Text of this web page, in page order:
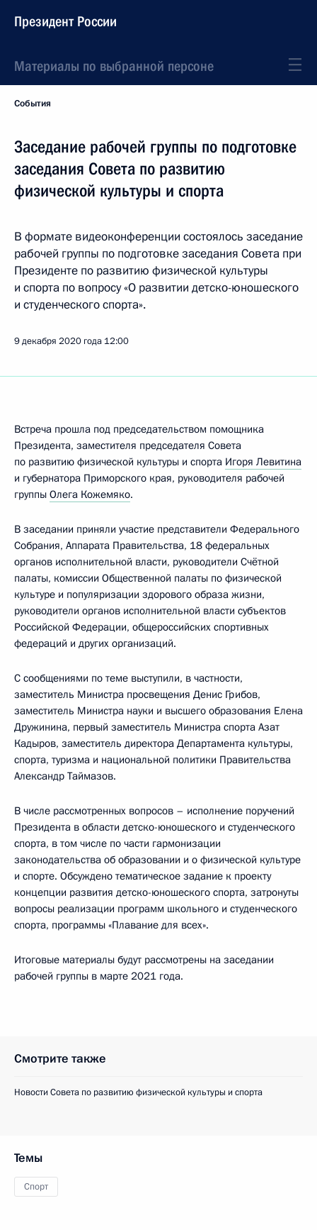
Президент России
Материалы по выбранной персоне
События
Заседание рабочей группы по подготовке
заседания Совета по развитию
физической культуры и спорта
В формате видеоконференции состоялось заседание
рабочей группы по подготовке заседания Совета при
Президенте по развитию физической культуры
и спорта по вопросу «О развитии детско-юношеского
и студенческого спорта».
9 декабря 2020 года 12:00
Встреча прошла под председательством помощника
Президента, заместителя председателя Совета
по развитию физической культуры и спорта Игоря Левитина
и губернатора Приморского края, руководителя рабочей
группы Олега Кожемяко.
В заседании приняли участие представители Федерального
Собрания, Аппарата Правительства, 18 федеральных
органов исполнительной власти, руководители Счётной
палаты, комиссии Общественной палаты по физической
культуре и популяризации здорового образа жизни,
руководители органов исполнительной власти субъектов
Российской Федерации, общероссийских спортивных
федераций и других организаций.
С сообщениями по теме выступили, в частности,
заместитель Министра просвещения Денис Грибов,
заместитель Министра науки и высшего образования Елена
Дружинина, первый заместитель Министра спорта Азат
Кадыров, заместитель директора Департамента культуры,
спорта, туризма и национальной политики Правительства
Александр Таймазов.
В числе рассмотренных вопросов – исполнение поручений
Президента в области детско-юношеского и студенческого
спорта, в том числе по части гармонизации
законодательства об образовании и о физической культуре
и спорте. Обсуждено тематическое задание к проекту
концепции развития детско-юношеского спорта, затронуты
вопросы реализации программ школьного и студенческого
спорта, программы «Плавание для всех».
Итоговые материалы будут рассмотрены на заседании
рабочей группы в марте 2021 года.
Смотрите также
Новости Совета по развитию физической культуры и спорта
Темы
Спорт